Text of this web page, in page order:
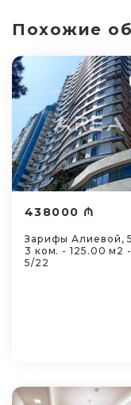
Похожие
438000 ₼
Зарифы Алиевой,
3 ком. - 125.00 м2 -
5/22